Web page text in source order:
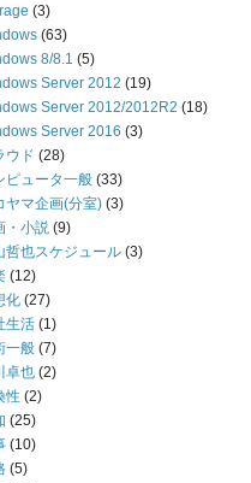
(3)
(63)
8/8.1 (5)
Server 2012 (19)
Server 2012/2012R2 (18)
Server 2016 (3)
ウド (28)
ピュータ一般 (33)
ヤマ企画(分室) (3)
・小説 (9)
哲也スケジュール (3)
(12)
化 (27)
生活 (1)
一般 (7)
卓也 (2)
性 (2)
(25)
(10)
(5)